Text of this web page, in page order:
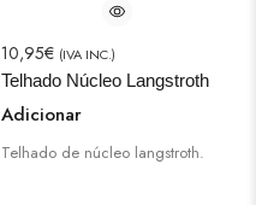
10,95€ (IVA INC.)
Telhado Núcleo Langstroth
Adicionar
Telhado de núcleo langstroth.